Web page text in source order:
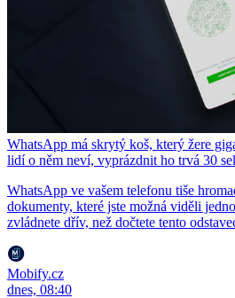
WhatsApp má skrytý koš, který žere
lidí o něm neví, vyprázdnit ho trvá 30
WhatsApp ve vašem telefonu tiše
dokumenty, které jste možná viděli
zvládnete dřív, než dočtete tento
Mobify.cz
dnes, 08:40